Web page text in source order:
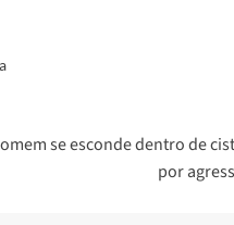
se esconde dentro de
por